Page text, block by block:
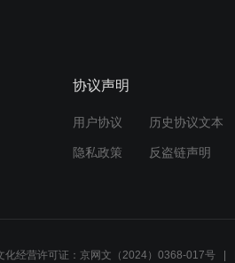
协议声明
用户协议 历史协议文本
隐私政策 反盗链声明
化经营许可证：京网文（2024）0368-017号